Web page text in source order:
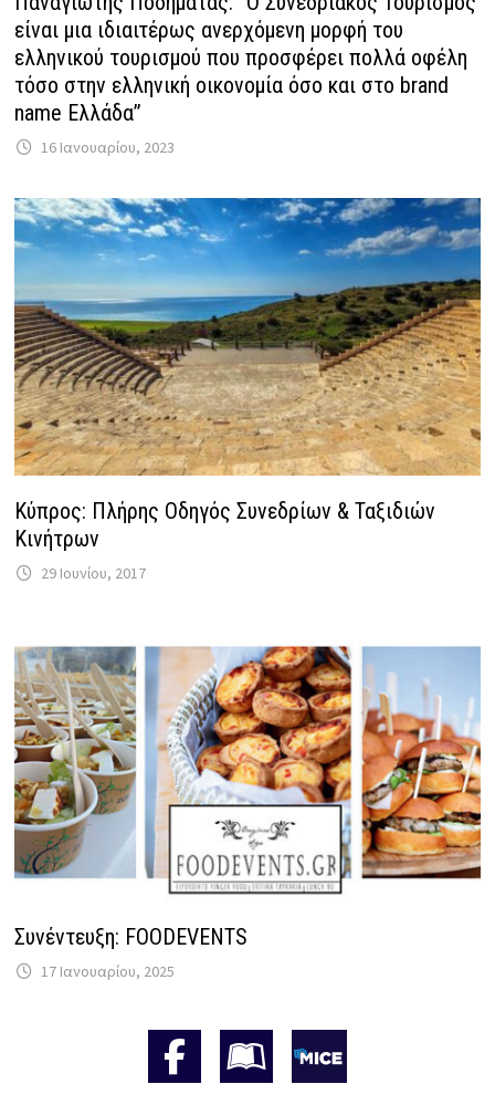
είναι μια ιδιαιτέρως ανερχόμενη μορφή του
ελληνικού τουρισμού που προσφέρει πολλά οφέλη
τόσο στην ελληνική οικονομία όσο και στο brand
name Ελλάδα”
16 Ιανουαρίου, 2023
Κύπρος: Πλήρης Οδηγός Συνεδρίων & Ταξιδιών
Κινήτρων
29 Ιουνίου, 2017
Συνέντευξη: FOODEVENTS
17 Ιανουαρίου, 2025